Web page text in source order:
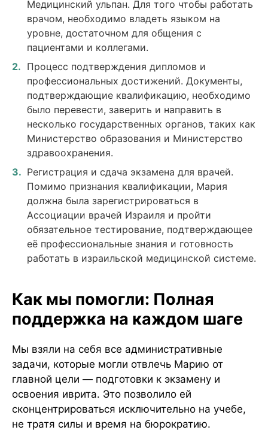
Медицинский ульпан. Для того чтобы работать
врачом, необходимо владеть языком на
уровне, достаточном для общения с
пациентами и коллегами.
Процесс подтверждения дипломов и
профессиональных достижений. Документы,
подтверждающие квалификацию, необходимо
было перевести, заверить и направить в
несколько государственных органов, таких как
Министерство образования и Министерство
здравоохранения.
Регистрация и сдача экзамена для врачей.
Помимо признания квалификации, Мария
должна была зарегистрироваться в
Ассоциации врачей Израиля и пройти
обязательное тестирование, подтверждающее
её профессиональные знания и готовность
работать в израильской медицинской системе.
Как мы помогли: Полная
поддержка на каждом шаге
Мы взяли на себя все административные
задачи, которые могли отвлечь Марию от
главной цели — подготовки к экзамену и
освоения иврита. Это позволило ей
сконцентрироваться исключительно на учебе,
не тратя силы и время на бюрократию.